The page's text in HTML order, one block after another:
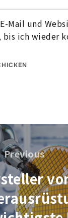
Mail und
bis ich wieder
Previous
Previous